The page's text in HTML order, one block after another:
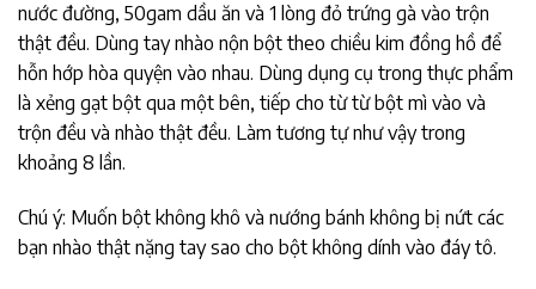
nước đường, 50gam dầu ăn và 1 lòng đỏ trứng gà vào trộn
thật đều. Dùng tay nhào nộn bột theo chiều kim đồng hồ để
hỗn hớp hòa quyện vào nhau. Dùng dụng cụ trong thực phẩm
là xẻng gạt bột qua một bên, tiếp cho từ từ bột mì vào và
trộn đều và nhào thật đều. Làm tương tự như vậy trong
khoảng 8 lần.
Chú ý: Muốn bột không khô và nướng bánh không bị nứt các
bạn nhào thật nặng tay sao cho bột không dính vào đáy tô.